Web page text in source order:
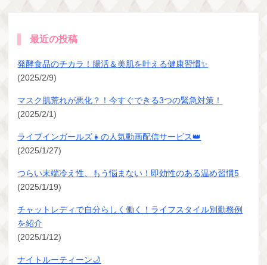
最近の投稿
発酵食品のチカラ！腸活＆美肌を叶える健康習慣✨
(2025/2/9)
マスク肌荒れが悪化？！今すぐできる3つの緊急対策！
(2025/2/1)
ライブインガールズ👧の人気動画配信サービス👑
(2025/1/27)
つらい末端冷え性、もう悩まない！即効性のある温め習慣5
(2025/1/19)
チャットレディで自分らしく働く！ライフスタイル別勤務例
を紹介
(2025/1/12)
ナイトルーティーン🌙